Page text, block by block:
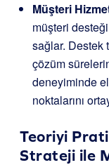
Müşteri
müşteri
sağlar. Destek
çözüm
deneyiminde
noktalarını
Teoriyi
Strateji ile